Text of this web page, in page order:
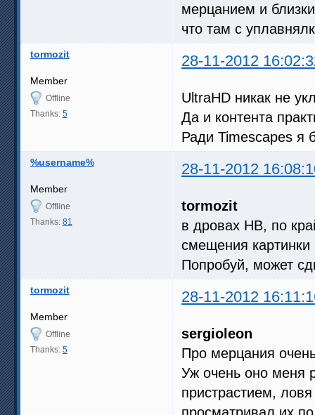
мерцанием и
что там с
tormozit 28-11-2012
Member
Offline
Thanks: 5
UltraHD никак не
Да и контента
Ради Timescapes я
%username% 28-11-2012
Member
Offline
Thanks: 81
tormozit
в дровах НВ, по
смещения картинки
Попробуй, может
tormozit 28-11-2012
Member
Offline
Thanks: 5
sergioleon
Про мерцания
Уж очень оно меня
пристрастием,